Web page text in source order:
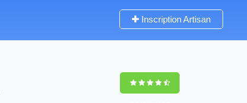
Inscription Artisan